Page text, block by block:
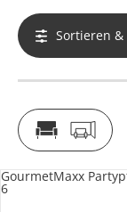
Sortieren &
GourmetMaxx
6